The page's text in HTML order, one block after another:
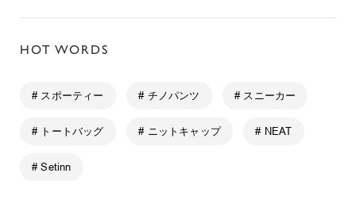
HOT WORDS
# スポーティー # チノパンツ # スニーカー
# トートバッグ # ニットキャップ # NEAT
# Setinn